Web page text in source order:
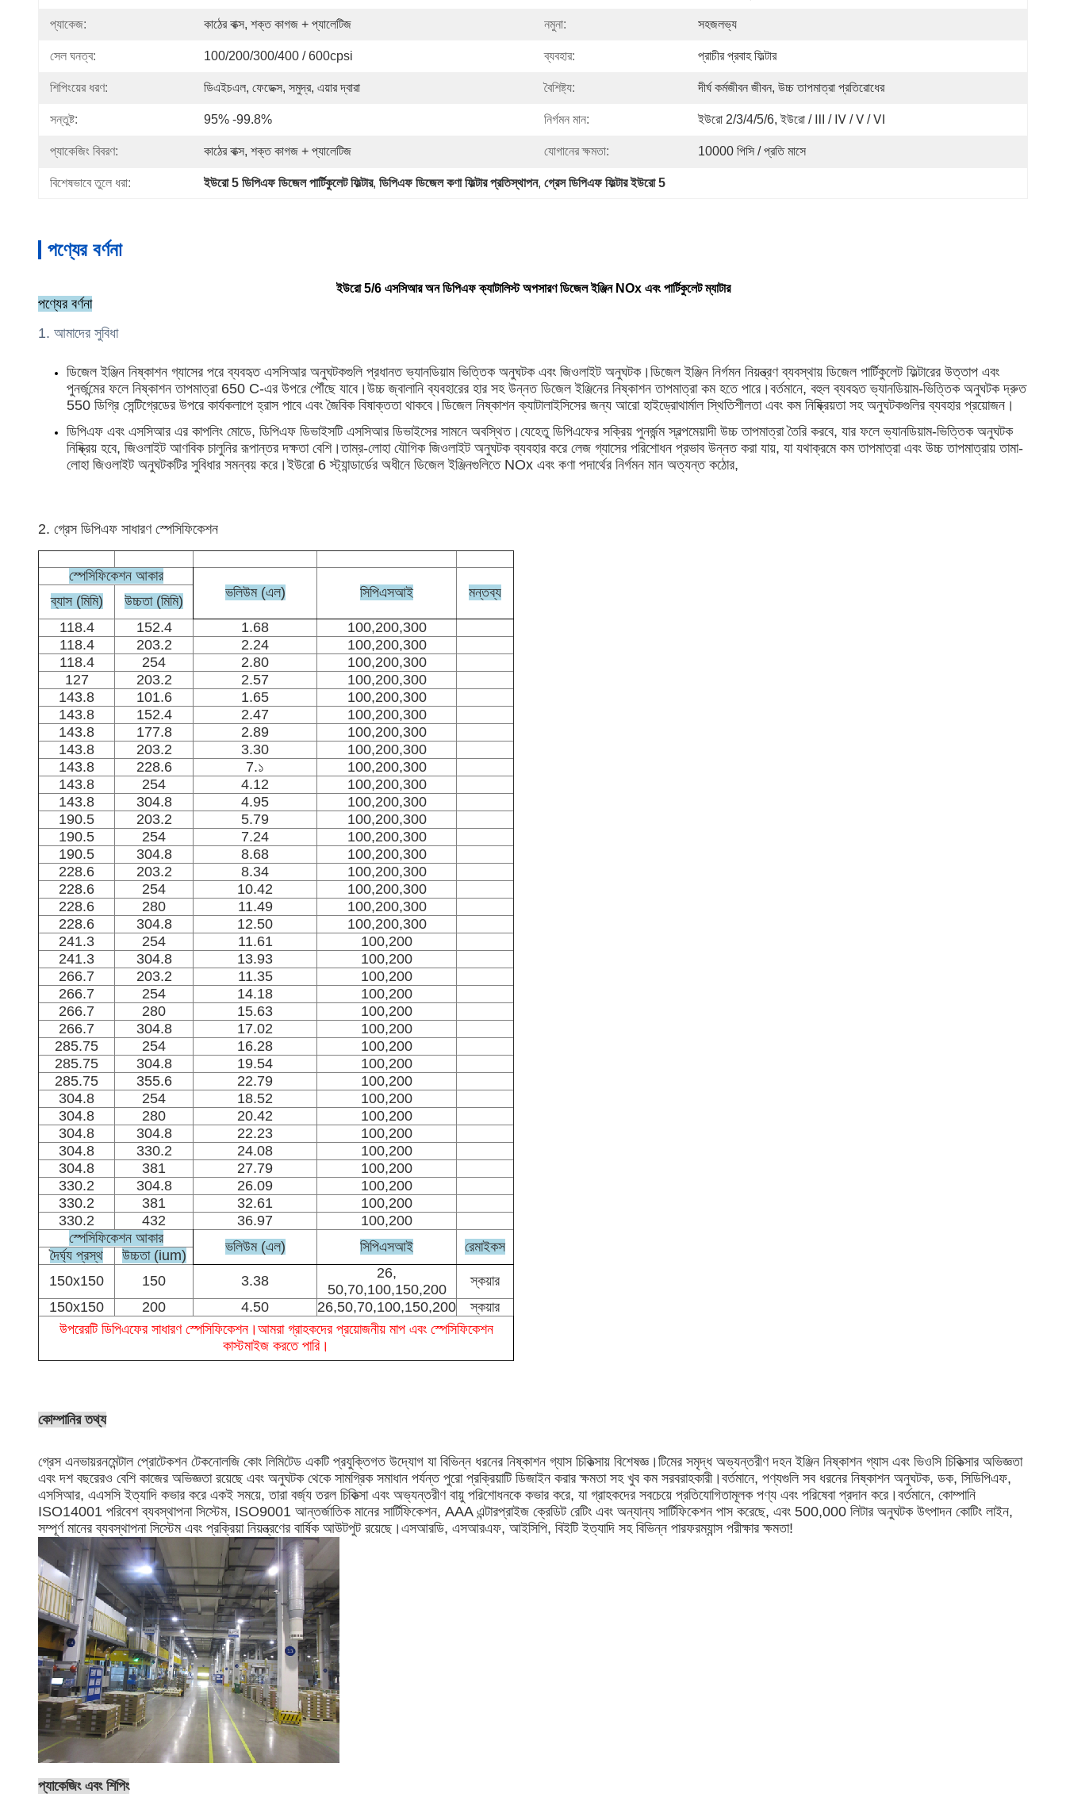
প্যাকেজ: কাঠের বাক্স, শক্ত কাগজ + প্যালেটিজ নমুনা: সহজলভ্য
সেল ঘনত্ব: 100/200/300/400 / 600cpsi ব্যবহার: প্রাচীর প্রবাহ ফিল্টার
শিপিংয়ের ধরণ: ডিএইচএল, ফেডেক্স, সমুদ্র, এয়ার দ্বারা বৈশিষ্ট্য: দীর্ঘ কর্মজীবন জীবন, উচ্চ তাপমাত্রা প্রতিরোধের
সন্তুষ্ট: 95% -99.8% নির্গমন মান: ইউরো 2/3/4/5/6, ইউরো / Ⅲ / Ⅳ / Ⅴ / Ⅵ
প্যাকেজিং বিবরণ: কাঠের বাক্স, শক্ত কাগজ + প্যালেটিজ যোগানের ক্ষমতা: 10000 পিসি / প্রতি মাসে
বিশেষভাবে তুলে ধরা: ইউরো 5 ডিপিএফ ডিজেল পার্টিকুলেট ফিল্টার, ডিপিএফ ডিজেল কণা ফিল্টার প্রতিস্থাপন, গ্রেস ডিপিএফ ফিল্টার ইউরো 5
পণ্যের বর্ণনা
ইউরো 5/6 এসসিআর অন ডিপিএফ ক্যাটালিস্ট অপসারণ ডিজেল ইঞ্জিন NOx এবং পার্টিকুলেট ম্যাটার
পণ্যের বর্ণনা
1. আমাদের সুবিধা
ডিজেল ইঞ্জিন নিষ্কাশন গ্যাসের পরে ব্যবহৃত এসসিআর অনুঘটকগুলি প্রধানত ভ্যানডিয়াম ভিত্তিক অনুঘটক এবং জিওলাইট অনুঘটক।ডিজেল ইঞ্জিন নির্গমন নিয়ন্ত্রণ ব্যবস্থায় ডিজেল পার্টিকুলেট ফিল্টারের উত্তাপ এবং
পুনর্জন্মের ফলে নিষ্কাশন তাপমাত্রা 650 C-এর উপরে পৌঁছে যাবে।উচ্চ জ্বালানি ব্যবহারের হার সহ উন্নত ডিজেল ইঞ্জিনের নিষ্কাশন তাপমাত্রা কম হতে পারে।বর্তমানে, বহুল ব্যবহৃত ভ্যানডিয়াম-ভিত্তিক অনুঘটক দ্রুত
550 ডিগ্রি সেন্টিগ্রেডের উপরে কার্যকলাপে হ্রাস পাবে এবং জৈবিক বিষাক্ততা থাকবে।ডিজেল নিষ্কাশন ক্যাটালাইসিসের জন্য আরো হাইড্রোথার্মাল স্থিতিশীলতা এবং কম নিষ্ক্রিয়তা সহ অনুঘটকগুলির ব্যবহার প্রয়োজন।
ডিপিএফ এবং এসসিআর এর কাপলিং মোডে, ডিপিএফ ডিভাইসটি এসসিআর ডিভাইসের সামনে অবস্থিত।যেহেতু ডিপিএফের সক্রিয় পুনর্জন্ম স্বল্পমেয়াদী উচ্চ তাপমাত্রা তৈরি করবে, যার ফলে ভ্যানডিয়াম-ভিত্তিক অনুঘটক
নিষ্ক্রিয় হবে, জিওলাইট আণবিক চালুনির রূপান্তর দক্ষতা বেশি।তাম্র-লোহা যৌগিক জিওলাইট অনুঘটক ব্যবহার করে লেজ গ্যাসের পরিশোধন প্রভাব উন্নত করা যায়, যা যথাক্রমে কম তাপমাত্রা এবং উচ্চ তাপমাত্রায় তামা-
লোহা জিওলাইট অনুঘটকটির সুবিধার সমন্বয় করে।ইউরো 6 স্ট্যান্ডার্ডের অধীনে ডিজেল ইঞ্জিনগুলিতে NOx এবং কণা পদার্থের নির্গমন মান অত্যন্ত কঠোর,
2. গ্রেস ডিপিএফ সাধারণ স্পেসিফিকেশন
স্পেসিফিকেশন আকার
ভলিউম (এল)
সিপিএসআই মন্তব্য
ব্যাস (মিমি)
উচ্চতা (মিমি)
118.4
152.4 1.68
100,200,300
118.4
203.2 2.24
100,200,300
118.4
254 2.80
100,200,300
127
203.2 2.57
100,200,300
143.8
101.6 1.65
100,200,300
143.8
152.4 2.47
100,200,300
143.8
177.8 2.89
100,200,300
143.8
203.2 3.30
100,200,300
143.8
228.6 7.১
100,200,300
143.8
254 4.12
100,200,300
143.8
304.8 4.95
100,200,300
190.5
203.2 5.79
100,200,300
190.5
254 7.24
100,200,300
190.5
304.8 8.68
100,200,300
228.6
203.2 8.34
100,200,300
228.6
254 10.42
100,200,300
228.6
280 11.49
100,200,300
228.6
304.8 12.50
100,200,300
241.3
254 11.61
100,200
241.3
304.8 13.93
100,200
266.7
203.2 11.35
100,200
266.7
254 14.18
100,200
266.7
280 15.63
100,200
266.7
304.8 17.02
100,200
285.75
254 16.28
100,200
285.75
304.8 19.54
100,200
285.75
355.6 22.79
100,200
304.8
254 18.52
100,200
304.8
280 20.42
100,200
304.8
304.8 22.23
100,200
304.8
330.2 24.08
100,200
304.8
381 27.79
100,200
330.2
304.8 26.09
100,200
330.2
381 32.61
100,200
330.2
432 36.97
100,200
স্পেসিফিকেশন আকার
ভলিউম (এল) সিপিএসআই রেমাইকস
দৈর্ঘ্য প্রস্থ
উচ্চতা (ium)
150x150
150 3.38
26,
50,70,100,150,200
স্কয়ার
150x150
200 4.50 26,50,70,100,150,200
স্কয়ার
উপরেরটি ডিপিএফের সাধারণ স্পেসিফিকেশন।আমরা গ্রাহকদের প্রয়োজনীয় মাপ এবং স্পেসিফিকেশন
কাস্টমাইজ করতে পারি।
কোম্পানির তথ্য
গ্রেস এনভায়রনমেন্টাল প্রোটেকশন টেকনোলজি কোং লিমিটেড একটি প্রযুক্তিগত উদ্যোগ যা বিভিন্ন ধরনের নিষ্কাশন গ্যাস চিকিত্সায় বিশেষজ্ঞ।টিমের সমৃদ্ধ অভ্যন্তরীণ দহন ইঞ্জিন নিষ্কাশন গ্যাস এবং ভিওসি চিকিত্সার অভিজ্ঞতা
এবং দশ বছরেরও বেশি কাজের অভিজ্ঞতা রয়েছে এবং অনুঘটক থেকে সামগ্রিক সমাধান পর্যন্ত পুরো প্রক্রিয়াটি ডিজাইন করার ক্ষমতা সহ খুব কম সরবরাহকারী।বর্তমানে, পণ্যগুলি সব ধরনের নিষ্কাশন অনুঘটক, ডক, সিডিপিএফ,
এসসিআর, এএসসি ইত্যাদি কভার করে একই সময়ে, তারা বর্জ্য তরল চিকিত্সা এবং অভ্যন্তরীণ বায়ু পরিশোধনকে কভার করে, যা গ্রাহকদের সবচেয়ে প্রতিযোগিতামূলক পণ্য এবং পরিষেবা প্রদান করে।বর্তমানে, কোম্পানি
ISO14001 পরিবেশ ব্যবস্থাপনা সিস্টেম, ISO9001 আন্তর্জাতিক মানের সার্টিফিকেশন, AAA এন্টারপ্রাইজ ক্রেডিট রেটিং এবং অন্যান্য সার্টিফিকেশন পাস করেছে, এবং 500,000 লিটার অনুঘটক উৎপাদন কোটিং লাইন,
সম্পূর্ণ মানের ব্যবস্থাপনা সিস্টেম এবং প্রক্রিয়া নিয়ন্ত্রণের বার্ষিক আউটপুট রয়েছে।এসআরডি, এসআরএফ, আইসিপি, বিইটি ইত্যাদি সহ বিভিন্ন পারফরম্যান্স পরীক্ষার ক্ষমতা!
প্যাকেজিং এবং শিপিং